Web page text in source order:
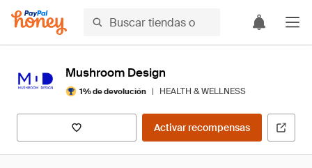
Mushroom Design
1% de devolución | HEALTH & WELLNESS
Activar recompensas